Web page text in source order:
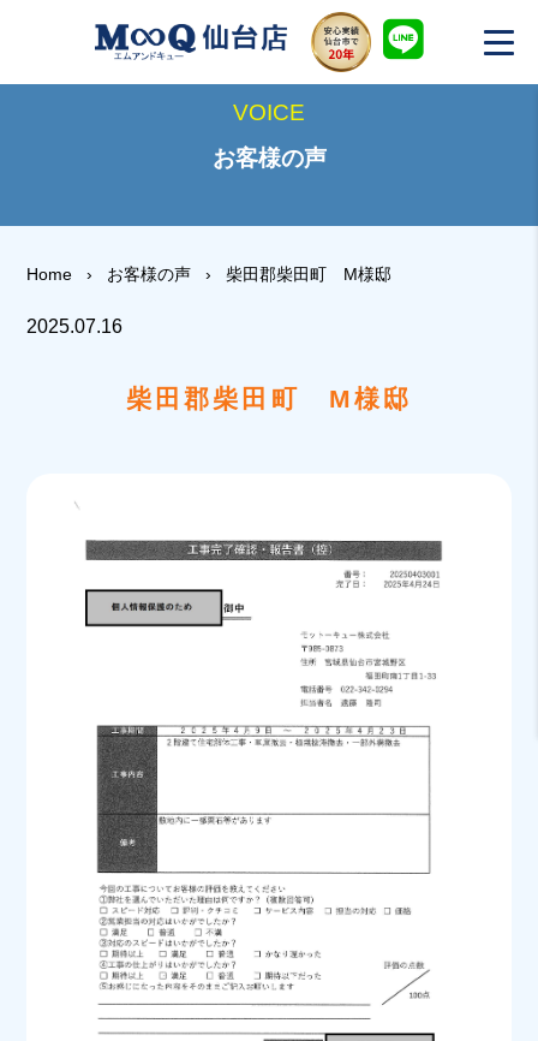
VOICE
お客様の声
Home › お客様の声 › 柴田郡柴田町 M様邸
2025.07.16
柴田郡柴田町 M様邸